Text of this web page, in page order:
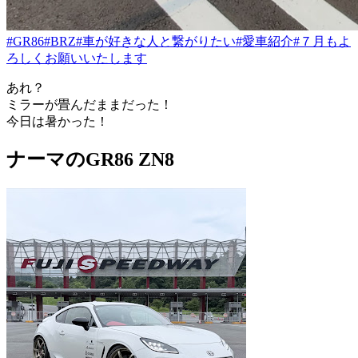
#GR86#BRZ#車が好きな人と繋がりたい#愛車紹介#７月もよ
ろしくお願いいたします
あれ？
ミラーが畳んだままだった！
今日は暑かった！
ナーマのGR86 ZN8